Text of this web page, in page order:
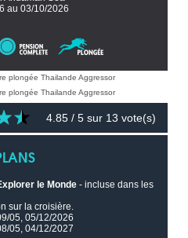
au 03/10/2026
4.85 / 5 sur 13 vote(s)
le Monde - incluse dans les
sur la croisière.
05, 05/12/2026
05, 04/12/2027